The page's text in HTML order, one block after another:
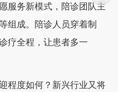
服务新模式，陪诊团队主
组成。陪诊人员穿着制
疗全程，让患者多一
程度如何？新兴行业又将